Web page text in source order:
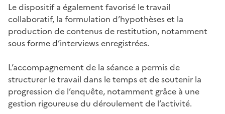
Le dispositif a également favorisé le travail
collaboratif, la formulation d’hypothèses et la
production de contenus de restitution, notamment
sous forme d’interviews enregistrées.
L’accompagnement de la séance a permis de
structurer le travail dans le temps et de soutenir la
progression de l’enquête, notamment grâce à une
gestion rigoureuse du déroulement de l’activité.